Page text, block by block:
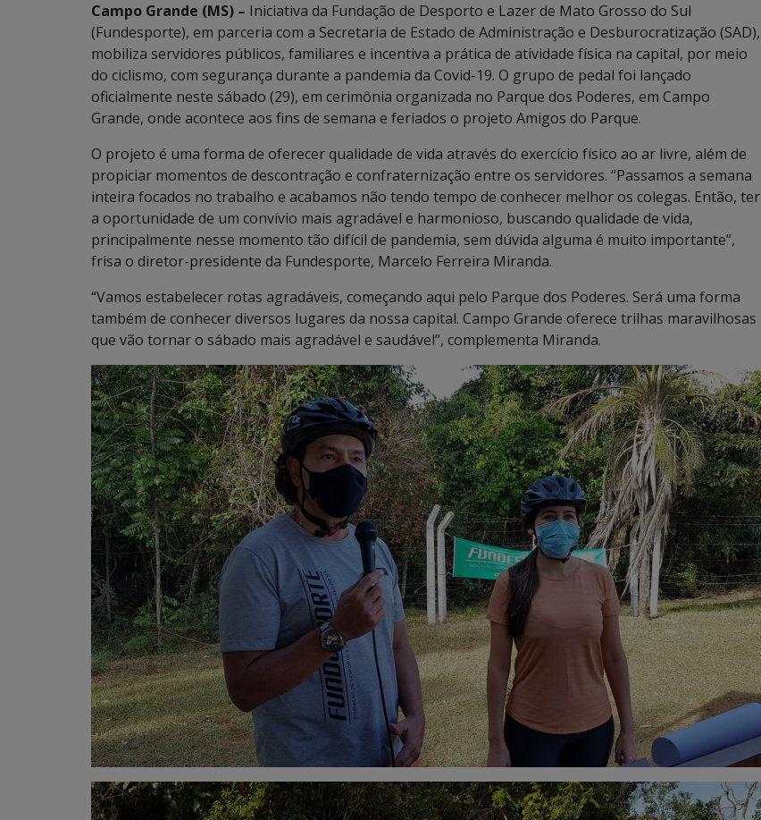
Campo Grande (MS) – Iniciativa da Fundação de Desporto e Lazer de Mato Grosso do Sul
(Fundesporte), em parceria com a Secretaria de Estado de Administração e Desburocratização (SAD),
mobiliza servidores públicos, familiares e incentiva a prática de atividade física na capital, por meio
do ciclismo, com segurança durante a pandemia da Covid-19. O grupo de pedal foi lançado
oficialmente neste sábado (29), em cerimônia organizada no Parque dos Poderes, em Campo
Grande, onde acontece aos fins de semana e feriados o projeto Amigos do Parque.
O projeto é uma forma de oferecer qualidade de vida através do exercício físico ao ar livre, além de
propiciar momentos de descontração e confraternização entre os servidores. “Passamos a semana
inteira focados no trabalho e acabamos não tendo tempo de conhecer melhor os colegas. Então, ter
a oportunidade de um convívio mais agradável e harmonioso, buscando qualidade de vida,
principalmente nesse momento tão difícil de pandemia, sem dúvida alguma é muito importante”,
frisa o diretor-presidente da Fundesporte, Marcelo Ferreira Miranda.
“Vamos estabelecer rotas agradáveis, começando aqui pelo Parque dos Poderes. Será uma forma
também de conhecer diversos lugares da nossa capital. Campo Grande oferece trilhas maravilhosas
que vão tornar o sábado mais agradável e saudável”, complementa Miranda.